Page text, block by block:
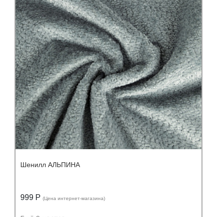
Состав:
Состав:полиэстер (PES) 100%
Шенилл АЛЬПИНА
999 Р (Цена интернет-магазина)